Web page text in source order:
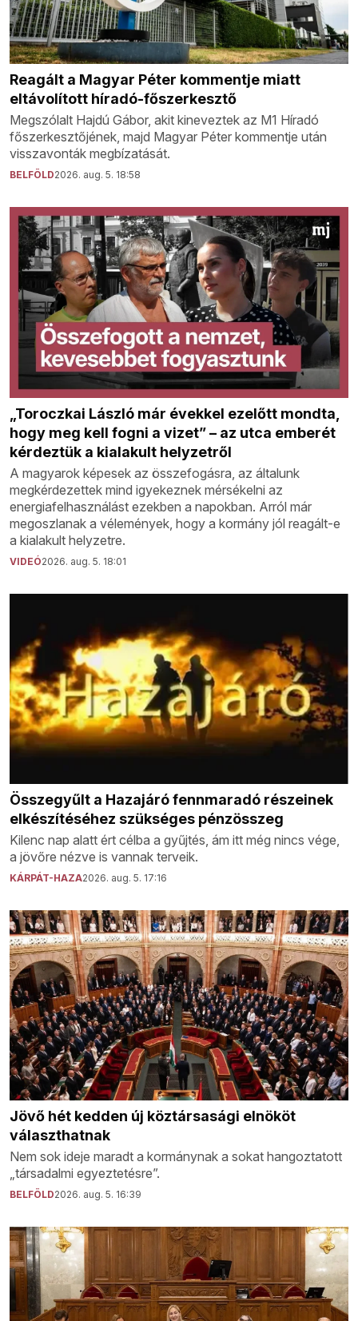
Reagált a Magyar Péter kommentje miatt
eltávolított híradó-főszerkesztő
Megszólalt Hajdú Gábor, akit kineveztek az M1 Híradó
főszerkesztőjének, majd Magyar Péter kommentje után
visszavonták megbízatását.
BELFÖLD2026. aug. 5. 18:58
„Toroczkai László már évekkel ezelőtt mondta,
hogy meg kell fogni a vizet” – az utca emberét
kérdeztük a kialakult helyzetről
A magyarok képesek az összefogásra, az általunk
megkérdezettek mind igyekeznek mérsékelni az
energiafelhasználást ezekben a napokban. Arról már
megoszlanak a vélemények, hogy a kormány jól reagált-e
a kialakult helyzetre.
VIDEÓ2026. aug. 5. 18:01
Összegyűlt a Hazajáró fennmaradó részeinek
elkészítéséhez szükséges pénzösszeg
Kilenc nap alatt ért célba a gyűjtés, ám itt még nincs vége,
a jövőre nézve is vannak terveik.
KÁRPÁT-HAZA2026. aug. 5. 17:16
Jövő hét kedden új köztársasági elnököt
választhatnak
Nem sok ideje maradt a kormánynak a sokat hangoztatott
„társadalmi egyeztetésre”.
BELFÖLD2026. aug. 5. 16:39